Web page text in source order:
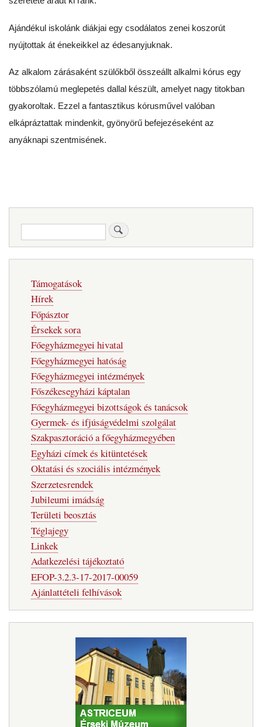
Ajándékul iskolánk diákjai egy csodálatos zenei koszorút
nyújtottak át énekeikkel az édesanyjuknak.
Az alkalom zárásaként szülőkből összeállt alkalmi kórus egy
többszólamú meglepetés dallal készült, amelyet nagy titokban
gyakoroltak. Ezzel a fantasztikus kórusművel valóban
elkápráztattak mindenkit, gyönyörű befejezéseként az
anyáknapi szentmisének.
Keresés
navigáció
Támogatások
Hírek
Főpásztor
Érsekek sora
Főegyházmegyei hivatal
Főegyházmegyei hatóság
Főegyházmegyei intézmények
Főszékesegyházi káptalan
Főegyházmegyei bizottságok és tanácsok
Gyermek- és ifjúságvédelmi szolgálat
Szakpasztoráció a főegyházmegyében
Egyházi címek és kitüntetések
Oktatási és szociális intézmények
Szerzetesrendek
Jubileumi imádság
Területi beosztás
Téglajegy
Linkek
Adatkezelési tájékoztató
EFOP-3.2.3-17-2017-00059
Ajánlattételi felhívások